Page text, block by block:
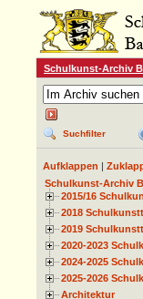
Schulkunst-Archiv
Suchfilter
Aufklappen
Schulkunst-Archiv
2015/16
2018
2019
2020-2023
2024-2025
2025-2026
Architektur